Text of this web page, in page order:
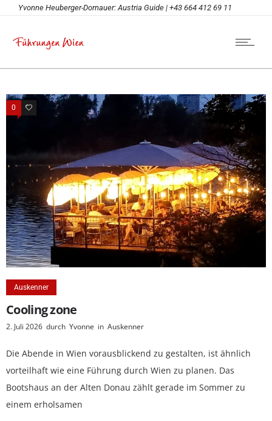
Yvonne Heuberger-Dornauer: Austria Guide | +43 664 412 69 11
0 0
Auskenner
Cooling zone
2. Juli 2026 durch Yvonne in Auskenner
Die Abende in Wien vorausblickend zu gestalten, ist ähnlich
vorteilhaft wie eine Führung durch Wien zu planen. Das
Bootshaus an der Alten Donau zählt gerade im Sommer zu
einem erholsamen